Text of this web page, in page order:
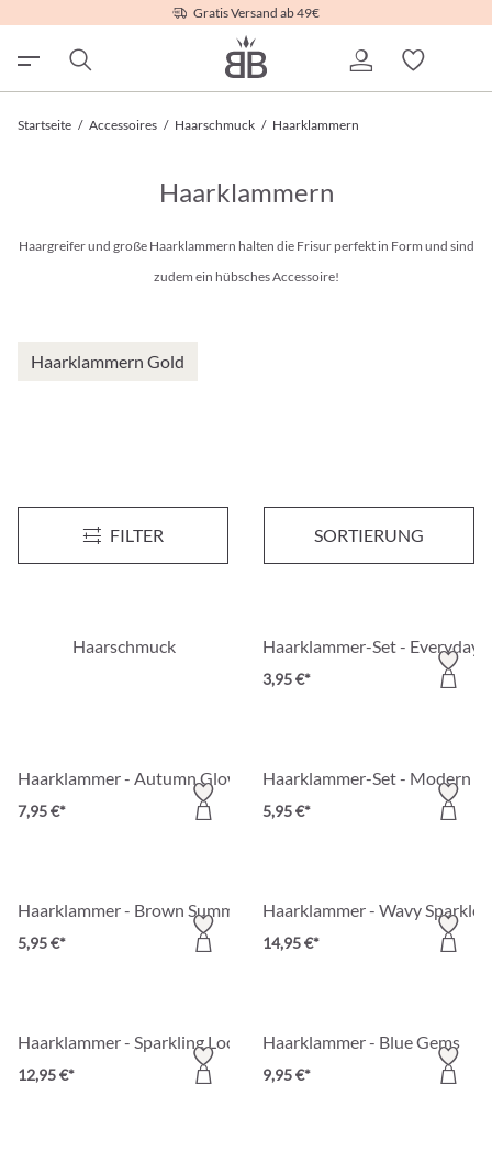
Gratis Versand ab 49€
Startseite / Accessoires / Haarschmuck / Haarklammern
Haarklammern
Haargreifer und große Haarklammern halten die Frisur perfekt in Form und sind
zudem ein hübsches Accessoire!
Haarklammern Gold
FILTER SORTIERUNG
Haarklammer - Grey Blossom Haarklammer - Light Flower
Haarschmuck Haarklammer-Set - Everyday
3,95 €*
Haarklammer - Autumn Glow
7,95 €*
Haarklammer-Set - Modern
5,95 €*
Haarklammer - Brown Summer
5,95 €*
Haarklammer - Wavy Sparkle
14,95 €*
Haarklammer - Sparkling Loops
12,95 €*
Haarklammer - Blue Gems
9,95 €*